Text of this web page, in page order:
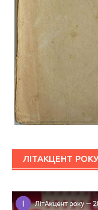
ЛІТАКЦЕНТ РОКУ